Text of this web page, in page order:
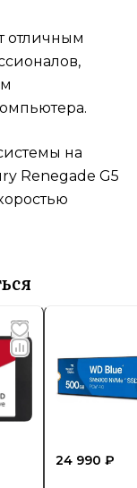
отличным
на
Renegade G5
24 990 ₽